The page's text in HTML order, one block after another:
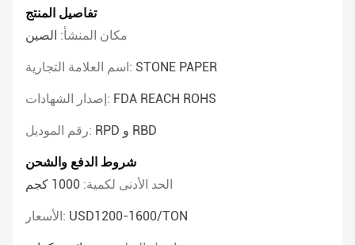
تفاصيل المنتج
مكان المنشأ: الصين
اسم العلامة التجارية: STONE PAPER
إصدار الشهادات: FDA REACH ROHS
رقم الموديل: RPD و RBD
شروط الدفع والشحن
الحد الأدنى لكمية: 1000 كجم
الأسعار: USD1200-1600/TON